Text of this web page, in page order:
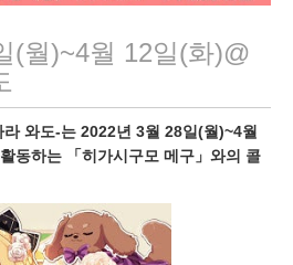
(월)~4월 12일(화)@
와도-는 2022년 3월 28일(월)~4월
동하는 「히가시구모 메구」와의 콜